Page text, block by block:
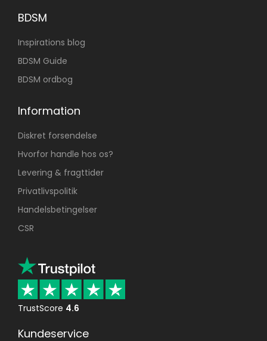
BDSM
Inspirations blog
BDSM Guide
BDSM ordbog
Information
Diskret forsendelse
Hvorfor handle hos os?
Levering & fragttider
Privatlivspolitik
Handelsbetingelser
CSR
TrustScore 4.6
Kundeservice